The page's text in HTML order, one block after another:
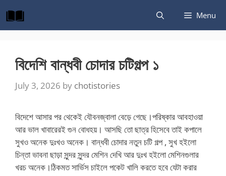
to
content
Menu
বিদেশি বান্ধবী চোদার চটিগল্প ১
July 3, 2026 by chotistories
বিদেশে আসার পর থেকেই যৌবনজ্বালা বেড়ে গেছে।পরিষ্কার আবহাওয়া
আর ভাল খাবারেরই গুন বোধহয়। আসছি তো ছাত্র হিসেবে তাই কপালে
সুখও অনেক দুঃখও অনেক। বান্ধবী চোদার নতুন চটি গল্প , সুখ হইলো
চিন্তা ভাবনা ছাড়া সুন্দর সুন্দর মেশিন দেখি আর দুঃখ হইলো মেশিনগুলার
খরচ অনেক।ঠিকমত সার্ভিস চাইলে পকেট খালি করতে হবে যেটা করার